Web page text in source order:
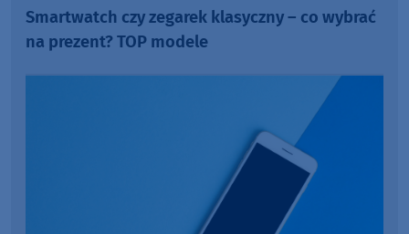
Smartwatch czy zegarek klasyczny – co wybrać
na prezent? TOP modele